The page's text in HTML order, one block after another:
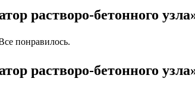
растворо-бетонного
понравилось.
растворо-бетонного